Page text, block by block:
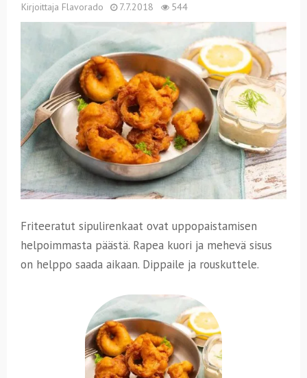
Kirjoittaja Flavorado 7.7.2018 544
Friteeratut sipulirenkaat ovat uppopaistamisen
helpoimmasta päästä. Rapea kuori ja mehevä sisus
on helppo saada aikaan. Dippaile ja rouskuttele.